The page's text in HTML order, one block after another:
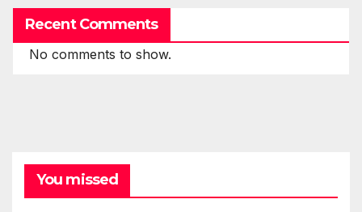
Recent Comments
No comments to show.
You missed